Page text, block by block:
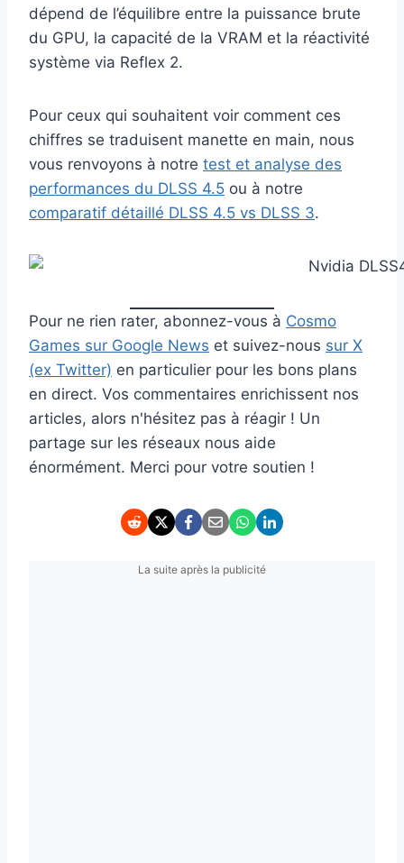
dépend de l’équilibre entre la puissance brute
du GPU, la capacité de la VRAM et la réactivité
système via Reflex 2.
Pour ceux qui souhaitent voir comment ces
chiffres se traduisent manette en main, nous
vous renvoyons à notre test et analyse des
performances du DLSS 4.5 ou à notre
comparatif détaillé DLSS 4.5 vs DLSS 3.
Pour ne rien rater, abonnez-vous à Cosmo
Games sur Google News et suivez-nous sur X
(ex Twitter) en particulier pour les bons plans
en direct. Vos commentaires enrichissent nos
articles, alors n'hésitez pas à réagir ! Un
partage sur les réseaux nous aide
énormément. Merci pour votre soutien !
La suite après la publicité